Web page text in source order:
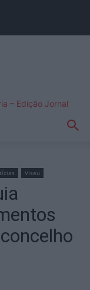
– Edição Jornal
Viseu